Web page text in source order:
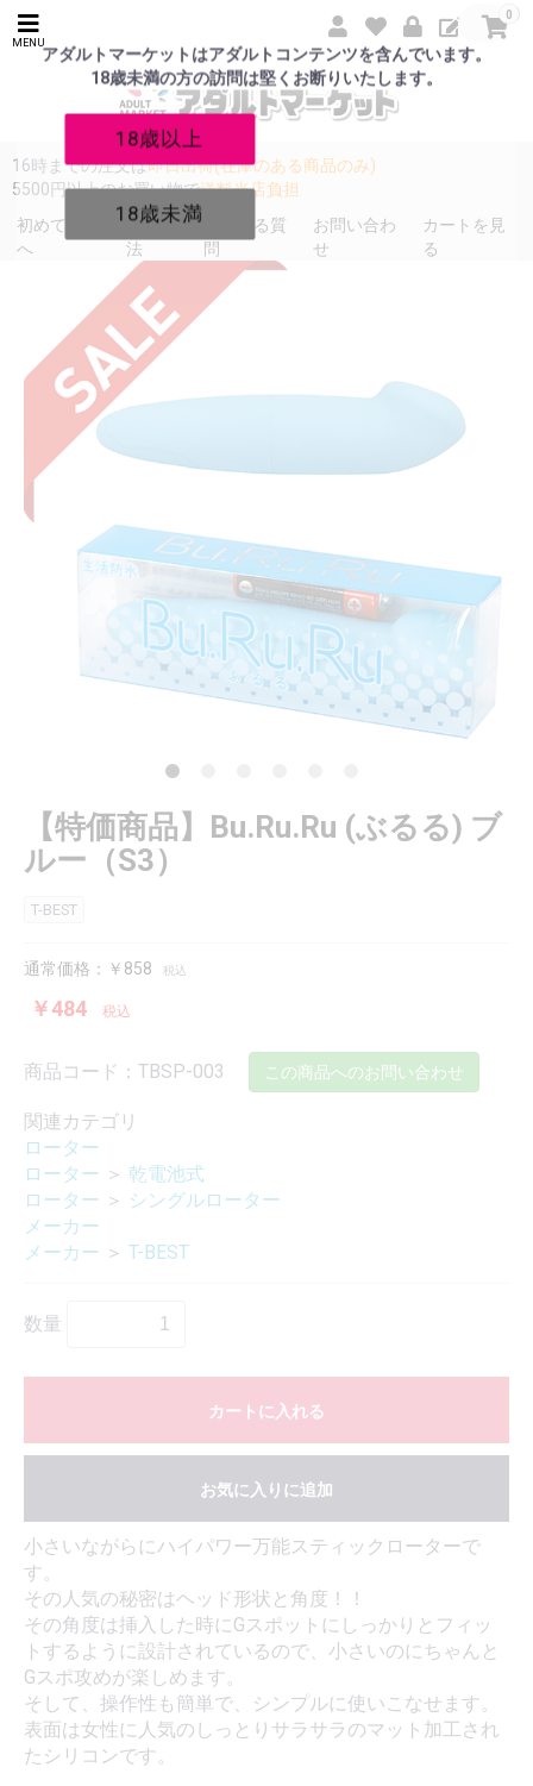
アダルトマーケットはアダルトコンテンツを含んでいます。
18歳未満の方の訪問は堅くお断りいたします。
18歳以上
18歳未満
MENU
0
16時までの注文は即日出荷(在庫のある商品のみ)
5500円以上のお買い物で送料当店負担
初めての方
へ
発送方
法
よくある質
問
お問い合わ
せ
カートを見
る
【特価商品】Bu.Ru.Ru (ぶるる) ブ
ルー（S3）
T-BEST
通常価格：￥858 税込
￥484 税込
商品コード：TBSP-003 この商品へのお問い合わせ
関連カテゴリ
ローター
ローター ＞ 乾電池式
ローター ＞ シングルローター
メーカー
メーカー ＞ T-BEST
数量
カートに入れる
お気に入りに追加
小さいながらにハイパワー万能スティックローターで
す。
その人気の秘密はヘッド形状と角度！！
その角度は挿入した時にGスポットにしっかりとフィッ
トするように設計されているので、小さいのにちゃんと
Gスポ攻めが楽しめます。
そして、操作性も簡単で、シンプルに使いこなせます。
表面は女性に人気のしっとりサラサラのマット加工され
たシリコンです。